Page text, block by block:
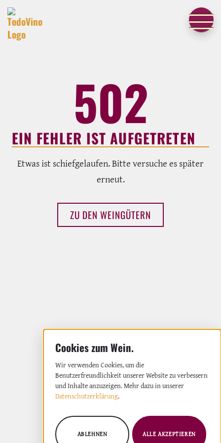
502
EIN FEHLER IST AUFGETRETEN
Etwas ist schiefgelaufen. Bitte versuche es später
erneut.
ZU DEN WEINGÜTERN
Wir verwenden Cookies, um die
Benutzerfreundlichkeit unserer Website zu verbessern
und Inhalte anzuzeigen. Mehr dazu in unserer
Datenschutzerklärung.
ABLEHNEN ALLE AKZEPTIEREN